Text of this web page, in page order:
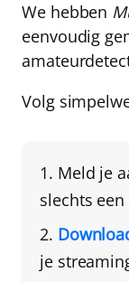
We hebben
eenvoudig
Volg
Meld je
slechts
je